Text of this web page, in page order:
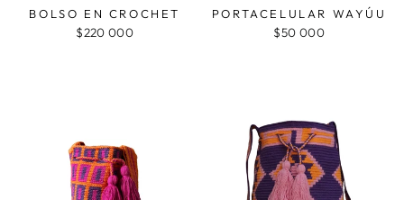
BOLSO EN CROCHET
$220 000
PORTACELULAR WAYÚU
$50 000